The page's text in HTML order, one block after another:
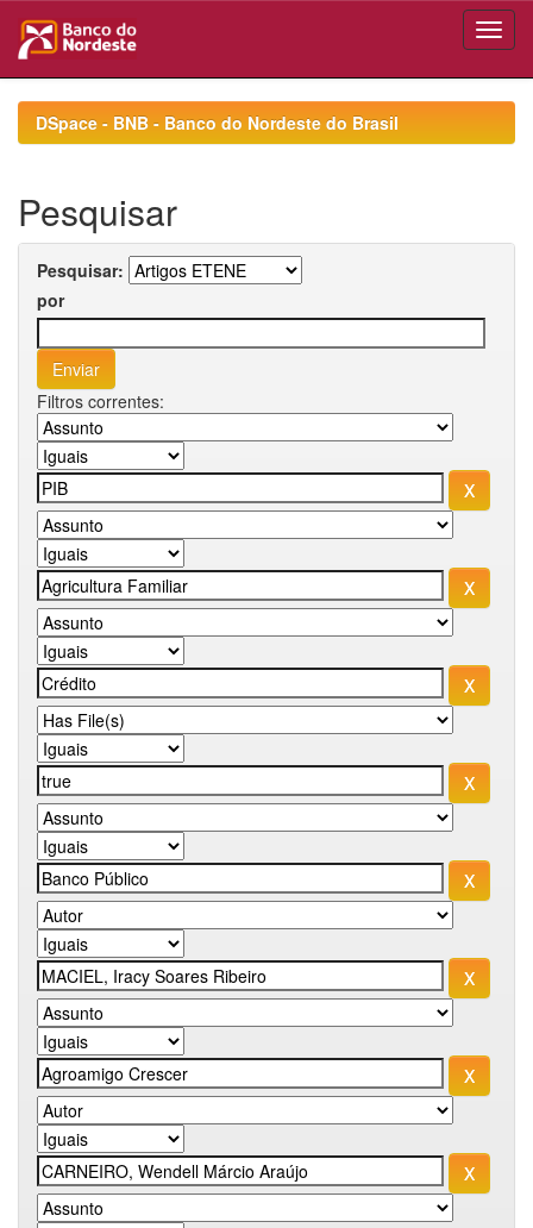
navigationDSpace - BNB - Banco do Nordeste do Brasil
Pesquisar
Pesquisar:
por
Filtros correntes: